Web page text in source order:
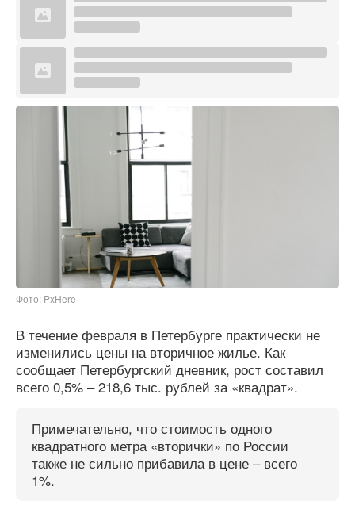
Фото: PxHere
В течение февраля в Петербурге практически не
изменились цены на вторичное жилье. Как
сообщает Петербургский дневник, рост составил
всего 0,5% – 218,6 тыс. рублей за «квадрат».
Примечательно, что стоимость одного
квадратного метра «вторички» по России
также не сильно прибавила в цене – всего
1%.